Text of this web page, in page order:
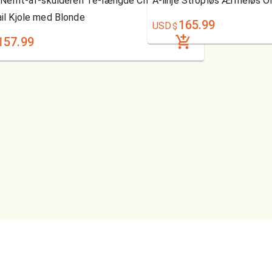
Kjole med Blonde
USD$ 165.99